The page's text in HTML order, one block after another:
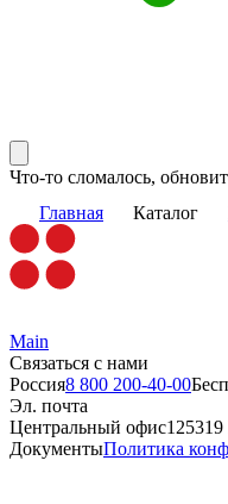
Что-то сломалось,
Главная Каталог
Main
Связаться с нами
Россия8 800 200-40-00
Эл. почта
Центральный офис
ДокументыПолитика